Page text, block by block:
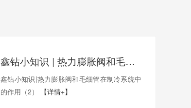
鑫钻小知识 | 热力膨胀阀和毛细管在制冷系统中的作用（2）
鑫钻小知识|热力膨胀阀和毛细管在制冷系统中
的作用（2）
【详情+】